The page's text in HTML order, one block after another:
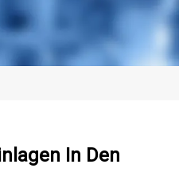
In Den